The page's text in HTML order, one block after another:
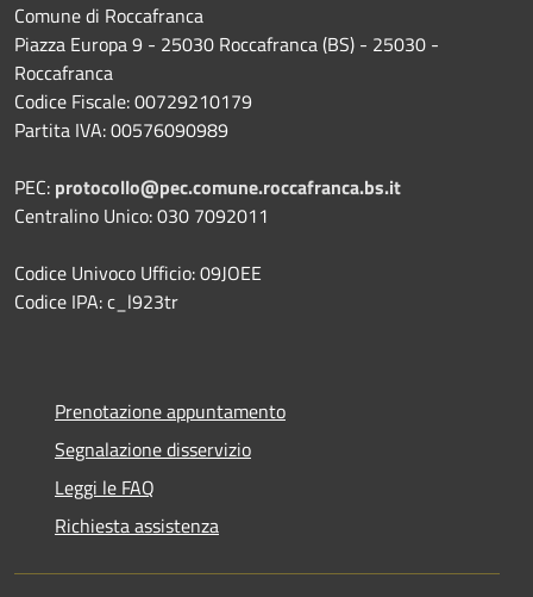
Comune di Roccafranca
Piazza Europa 9 - 25030 Roccafranca (BS) - 25030 -
Roccafranca
Codice Fiscale: 00729210179
Partita IVA: 00576090989
PEC: protocollo@pec.comune.roccafranca.bs.it
Centralino Unico: 030 7092011
Codice Univoco Ufficio: 09JOEE
Codice IPA: c_l923tr
Prenotazione appuntamento
Segnalazione disservizio
Leggi le FAQ
Richiesta assistenza